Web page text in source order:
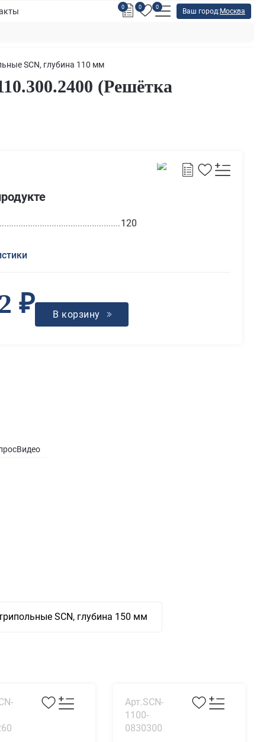
0 0 0
Ваш город: Москва
SCN, глубина 110 мм
(Решётка
120
₽ В корзину
Видео
SCN, глубина 150 мм
Арт.SCN-
1100-
0830300